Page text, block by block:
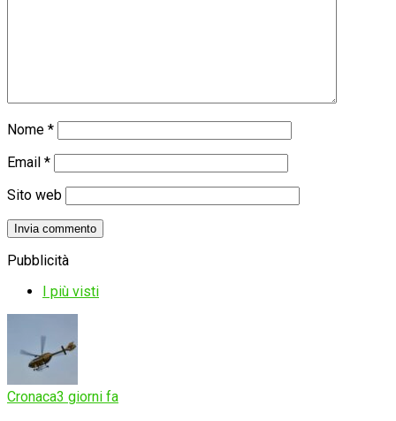
Nome *
Email *
Sito web
Pubblicità
I più visti
Cronaca3 giorni fa